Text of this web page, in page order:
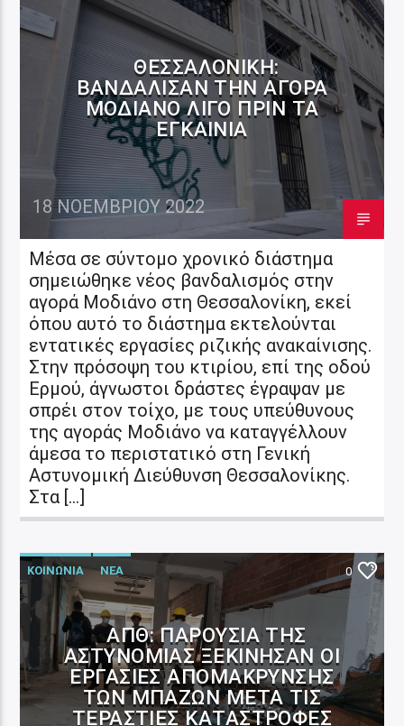
ΘΕΣΣΑΛΟΝΊΚΗ:
ΒΑΝΔΆΛΙΣΑΝ ΤΗΝ ΑΓΟΡΆ
ΜΟΔΙΆΝΟ ΛΊΓΟ ΠΡΙΝ ΤΑ
ΕΓΚΑΊΝΙΑ
18 ΝΟΕΜΒΡΊΟΥ 2022
Μέσα σε σύντομο χρονικό διάστημα
σημειώθηκε νέος βανδαλισμός στην
αγορά Μοδιάνο στη Θεσσαλονίκη, εκεί
όπου αυτό το διάστημα εκτελούνται
εντατικές εργασίες ριζικής ανακαίνισης.
Στην πρόσοψη του κτιρίου, επί της οδού
Ερμού, άγνωστοι δράστες έγραψαν με
σπρέι στον τοίχο, με τους υπεύθυνους
της αγοράς Μοδιάνο να καταγγέλλουν
άμεσα το περιστατικό στη Γενική
Αστυνομική Διεύθυνση Θεσσαλονίκης.
Στα […]
ΚΟΙΝΩΝΙΑ ΝΕΑ 0
ΑΠΘ: ΠΑΡΟΥΣΊΑ ΤΗΣ
ΑΣΤΥΝΟΜΊΑΣ ΞΕΚΊΝΗΣΑΝ ΟΙ
ΕΡΓΑΣΊΕΣ ΑΠΟΜΆΚΡΥΝΣΗΣ
ΤΩΝ ΜΠΑΖΏΝ ΜΕΤΆ ΤΙΣ
ΤΕΡΆΣΤΙΕΣ ΚΑΤΑΣΤΡΟΦΈΣ